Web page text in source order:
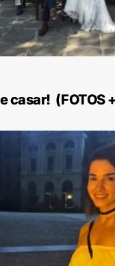
casar! (FOTOS